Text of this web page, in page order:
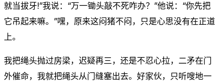
就当拔牙!”我说：“万一锄头敲不死咋办？”他说：“你先把
它吊起来嘛。”嘿，原来这闷猪不闷，只是心思没有在正道
上。
我把绳头抛过房梁，迟疑再三，还是不忍心拉，二矛在门
外催命，我就把绳头从门缝塞出去。好家伙，只听嗖地一